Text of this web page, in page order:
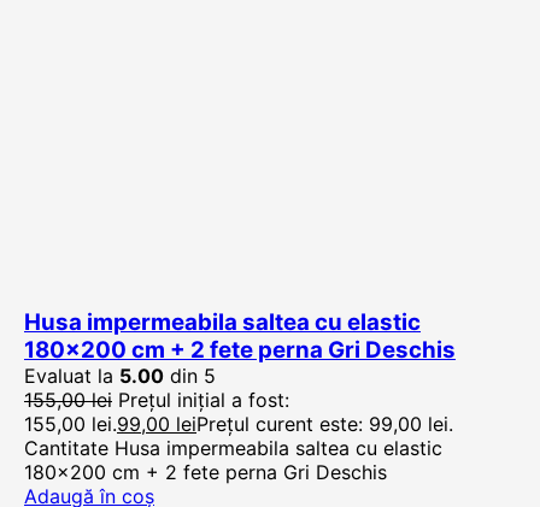
Husa impermeabila saltea cu elastic
180×200 cm + 2 fete perna Gri Deschis
Evaluat la 5.00 din 5
155,00lei Prețul inițial a fost:
155,00 lei.99,00 leiPrețul curent este: 99,00 lei.
Cantitate Husa impermeabila saltea cu elastic
180x200 cm + 2 fete perna Gri Deschis
Adaugă în coș